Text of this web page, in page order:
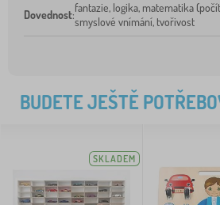
Dovednost:
fantazie, logika, matematika
smyslové vnímání, tvořivost
BUDETE JEŠTĚ
SKLADEM